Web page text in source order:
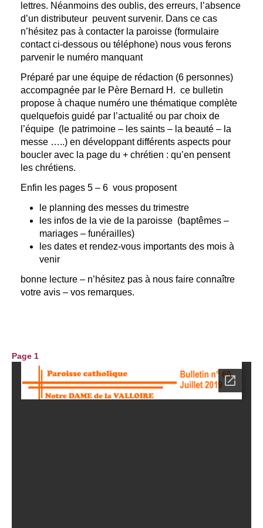
lettres. Néanmoins des oublis, des erreurs, l’absence
d’un distributeur peuvent survenir. Dans ce cas
n’hésitez pas à contacter la paroisse (formulaire
contact ci-dessous ou téléphone) nous vous ferons
parvenir le numéro manquant
Préparé par une équipe de rédaction (6 personnes)
accompagnée par le Père Bernard H. ce bulletin
propose à chaque numéro une thématique complète
quelquefois guidé par l’actualité ou par choix de
l’équipe (le patrimoine – les saints – la beauté – la
messe …..) en développant différents aspects pour
boucler avec la page du + chrétien : qu’en pensent
les chrétiens.
Enfin les pages 5 – 6 vous proposent
le planning des messes du trimestre
les infos de la vie de la paroisse (baptêmes –
mariages – funérailles)
les dates et rendez-vous importants des mois à
venir
bonne lecture – n’hésitez pas à nous faire connaître
votre avis – vos remarques.
Page 1